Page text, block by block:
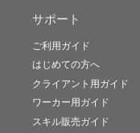
サポート
ご利用ガイド
はじめての方へ
クライアント用ガイド
ワーカー用ガイド
スキル販売ガイド